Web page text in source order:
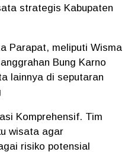
strategis Kabupaten
Parapat, meliputi Wisma
Bung Karno
lainnya di seputaran
Komprehensif. Tim
wisata agar
risiko potensial